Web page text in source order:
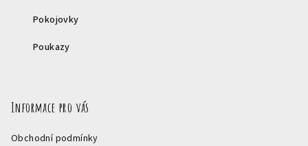
Pokojovky
Poukazy
Informace pro vás
Obchodní podmínky